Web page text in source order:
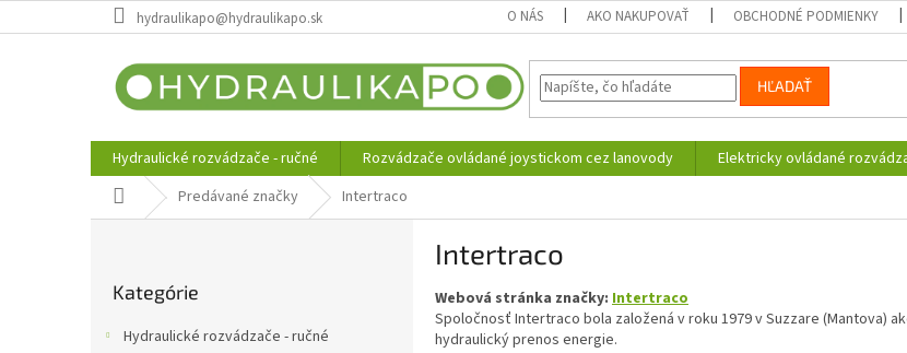
na
hydraulikapo@hydraulikapo.sk O NÁS AKO NAKUPOVAŤ OBCHODNÉ PODMIENKY
HĽADAŤ
Hydraulické rozvádzače - ručné Rozvádzače ovládané joystickom cez lanovody Elektricky ovládané
DomovPredávané značky Intertraco
kategórie
Kategórie
Hydraulické rozvádzače - ručné
Intertraco
Webová stránka značky: Intertraco
Spoločnosť Intertraco bola založená v roku 1979 v Suzzare (Mantova)
hydraulický prenos energie.